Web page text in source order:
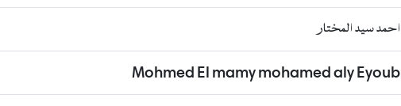
احمد سيد المختار
Mohmed El mamy mohamed aly Eyoub